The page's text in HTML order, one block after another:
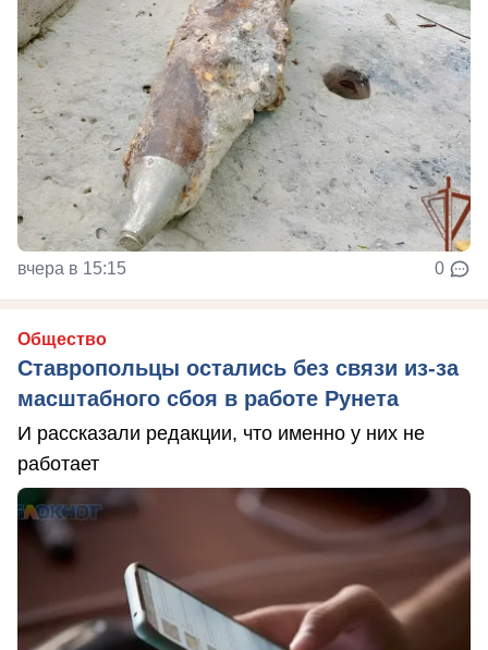
вчера в 15:15 0
Общество
Ставропольцы остались без связи из-за
масштабного сбоя в работе Рунета
И рассказали редакции, что именно у них не
работает